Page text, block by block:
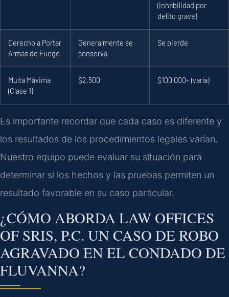
(inhabilidad por
delito grave)
Derecho a Portar
Armas de Fuego
Generalmente se
conserva
Se pierde
Multa Máxima
(Clase 1)
$2,500 $100,000+ (varía)
Es importante recordar que cada caso es diferente y
los resultados de los procedimientos legales varían.
Nuestro equipo puede evaluar su situación para
determinar si los hechos y las pruebas permiten un
resultado favorable en su caso particular.
¿CÓMO ABORDA LAW OFFICES
OF SRIS, P.C. UN CASO DE ROBO
AGRAVADO EN EL CONDADO DE
FLUVANNA?